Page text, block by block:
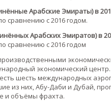
Арабские Эмираты) в
сравнению с 2016 годом.
Арабских Эмиратов) в
сравнению с 2016 годом
экономический центр.
шесть международных
из них, Абу-Даби и Дубай,
и объёмы фрахта.